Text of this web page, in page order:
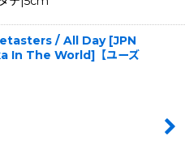
/ All Day [JPN
In The World]【ユーズ